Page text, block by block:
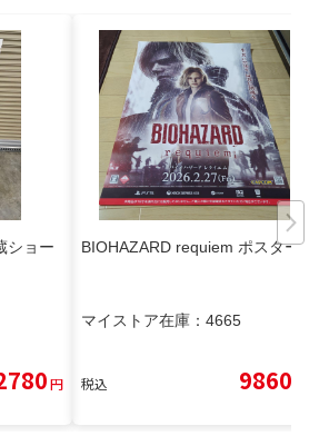
ョー
円
BIOHAZARD requiem ポスター
マイストア在庫： 4665
税込 9860